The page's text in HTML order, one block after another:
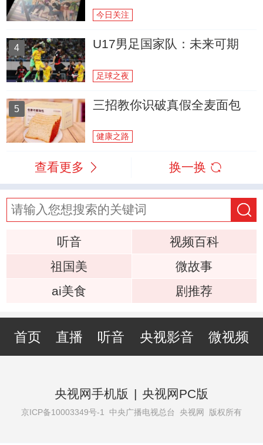
今日关注
4 U17男足国家队：未来可期
足球之夜
5 三招教你识破真假全麦面包
健康之路
查看更多 换一换
听音
视频百科
祖国美
微故事
ai美食
剧推荐
首页 直播 听音 央视影音 微视频
央视网手机版 | 央视网PC版
京ICP备10003349号-1 中央广播电视总台 央视网 版权所有